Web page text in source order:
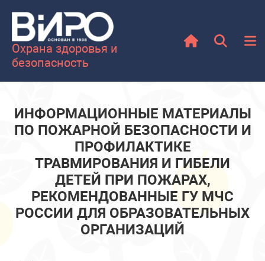
Охрана здоровья и
безопасность
ИНФОРМАЦИОННЫЕ МАТЕРИАЛЫ
ПО ПОЖАРНОЙ БЕЗОПАСНОСТИ И
ПРОФИЛАКТИКЕ
ТРАВМИРОВАНИЯ И ГИБЕЛИ
ДЕТЕЙ ПРИ ПОЖАРАХ,
РЕКОМЕНДОВАННЫЕ ГУ МЧС
РОССИИ ДЛЯ ОБРАЗОВАТЕЛЬНЫХ
ОРГАНИЗАЦИЙ